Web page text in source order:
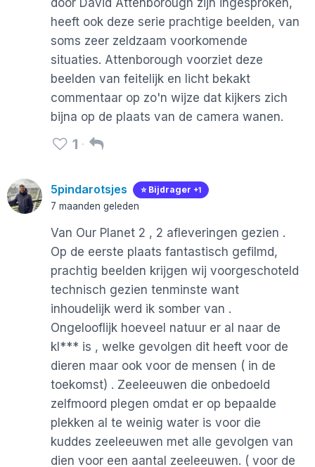
door David Attenborough zijn ingesproken,
heeft ook deze serie prachtige beelden, van
soms zeer zeldzaam voorkomende
situaties. Attenborough voorziet deze
beelden van feitelijk en licht bekakt
commentaar op zo'n wijze dat kijkers zich
bijna op de plaats van de camera wanen.
1
5pindarotsjes ⭐️ Bijdrager +1
7 maanden geleden
Van Our Planet 2 , 2 afleveringen gezien .
Op de eerste plaats fantastisch gefilmd,
prachtig beelden krijgen wij voorgeschoteld
technisch gezien tenminste want
inhoudelijk werd ik somber van .
Ongelooflijk hoeveel natuur er al naar de
kl*** is , welke gevolgen dit heeft voor de
dieren maar ook voor de mensen ( in de
toekomst) . Zeeleeuwen die onbedoeld
zelfmoord plegen omdat er op bepaalde
plekken al te weinig water is voor die
kuddes zeeleeuwen met alle gevolgen van
dien voor een aantal zeeleeuwen. ( voor de